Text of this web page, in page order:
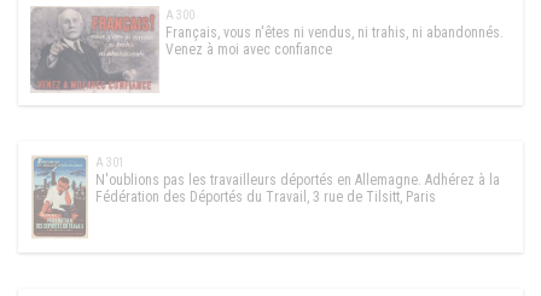
A 300
Français, vous n'êtes ni vendus, ni trahis, ni abandonnés.
Venez à moi avec confiance
A 301
N'oublions pas les travailleurs déportés en Allemagne. Adhérez à la
Fédération des Déportés du Travail, 3 rue de Tilsitt, Paris